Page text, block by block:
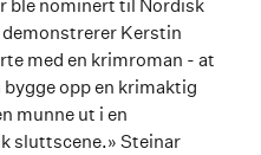
ble nominert til Nordisk
Kerstin
med en krimroman - at
bygge opp en krimaktig
munne ut i en
sluttscene.» Steinar